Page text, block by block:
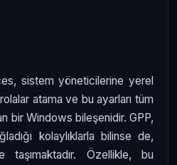
sistem yöneticilerine yerel
atama ve bu ayarları tüm
bir Windows bileşenidir. GPP,
kolaylıklarla bilinse de,
Özellikle, bu